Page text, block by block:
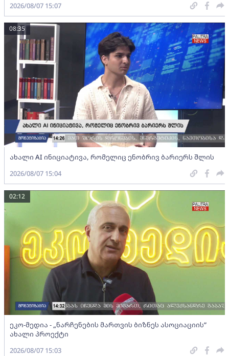
2026/08/07 15:07
ახალი AI ინიციატივა, რომელიც ენობრივ ბარიერს შლის
08:35
2026/08/07 15:04
ეკო-მედია - „ნარჩენების მართვის ბიზნეს ასოციაციის”
ახალი პროექტი
02:12
2026/08/07 15:03